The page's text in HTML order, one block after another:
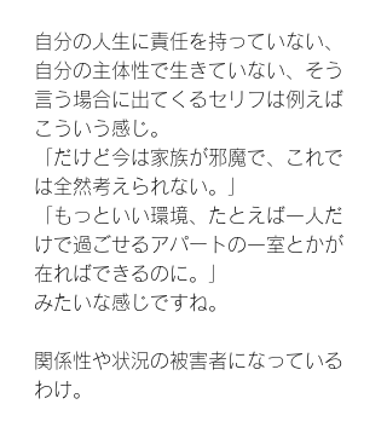
自分の人生に責任を持っていない、
自分の主体性で生きていない、そう
言う場合に出てくるセリフは例えば
こういう感じ。
「だけど今は家族が邪魔で、これで
は全然考えられない。」
「もっといい環境、たとえば一人だ
けで過ごせるアパートの一室とかが
在ればできるのに。」
みたいな感じですね。
関係性や状況の被害者になっている
わけ。